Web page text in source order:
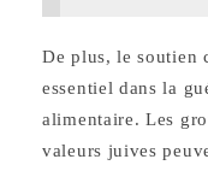
De plus, le soutien
essentiel dans la
alimentaire. Les
valeurs juives